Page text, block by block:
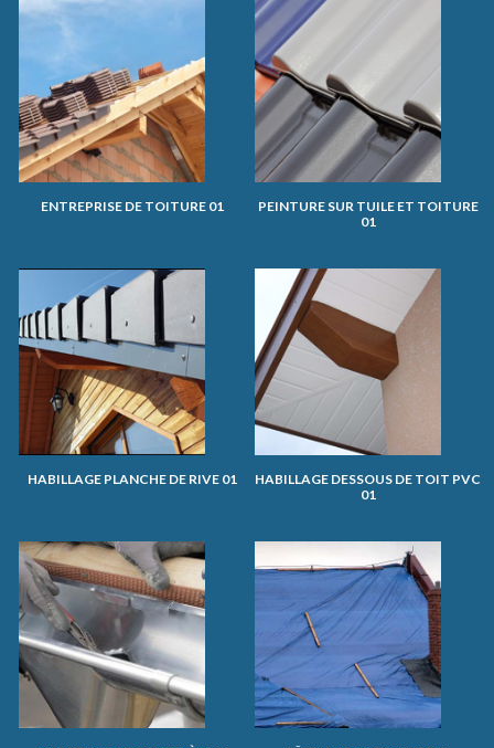
ENTREPRISE DE TOITURE 01
PEINTURE SUR TUILE ET TOITURE
01
HABILLAGE PLANCHE DE RIVE 01
HABILLAGE DESSOUS DE TOIT PVC
01